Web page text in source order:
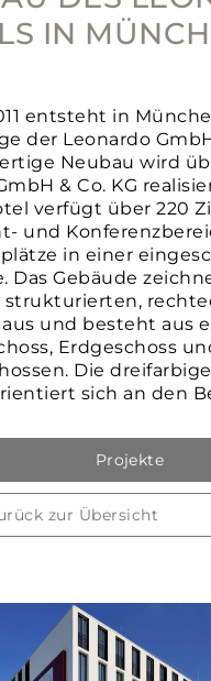
IN
entsteht in
der Leonardo
Neubau wird
& Co. KG
verfügt über 220
und
in einer
Das Gebäude
strukturierten,
und besteht aus
Erdgeschoss
Die
sich an den
zur Übersicht
Projekte